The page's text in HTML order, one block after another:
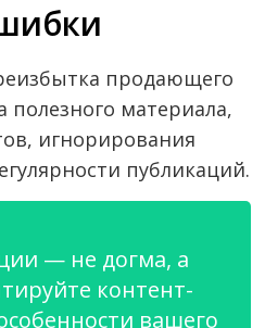
продающего
полезного материала,
игнорирования
публикаций.
— не догма, а
контент-
вашего